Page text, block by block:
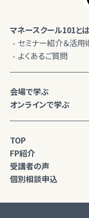
マネースクール101と
セミナー紹介＆活用
よくあるご質問
会場で学ぶ
オンラインで学ぶ
TOP
FP紹介
受講者の声
個別相談申込